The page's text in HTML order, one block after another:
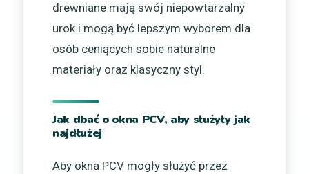
drewniane mają swój niepowtarzalny
urok i mogą być lepszym wyborem dla
osób ceniących sobie naturalne
materiały oraz klasyczny styl.
Jak dbać o okna PCV, aby służyły jak
najdłużej
Aby okna PCV mogły służyć przez